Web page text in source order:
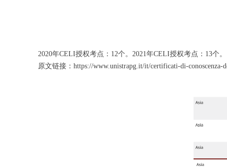
2020年CELI授权考点：12个。2021年CELI授权考点：13个。
原文链接：https://www.unistrapg.it/it/certificati-di-conoscenza-